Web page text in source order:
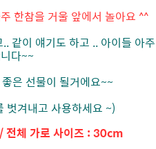
한참을 거울 앞에서 놀아요 ^^
같이 얘기도 하고 .. 아이들 아주
다~~
은 선물이 될거에요~~
겨내고 사용하세요 ~)
전체 가로 사이즈 : 30cm